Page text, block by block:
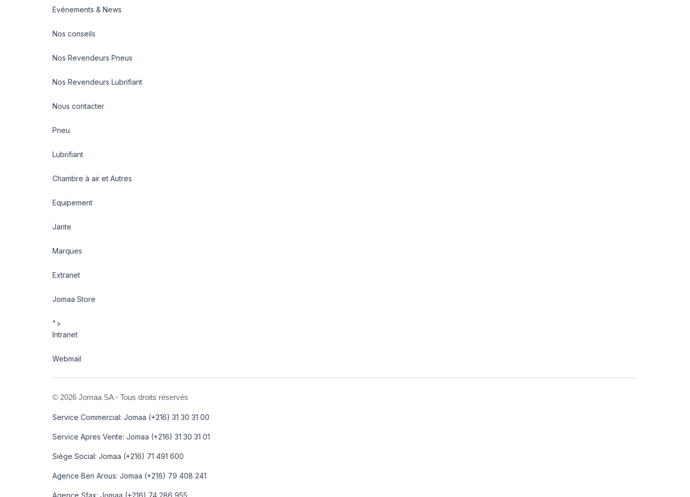
Evénements & News
Nos conseils
Nos Revendeurs Pneus
Nos Revendeurs Lubrifiant
Nous contacter
Pneu
Lubrifiant
Chambre à air et Autres
Equipement
Jante
Marques
Extranet
Jomaa Store
">
Intranet
Webmail
© 2026 Jomaa SA - Tous droits réservés
Service Commercial: Jomaa (+216) 31 30 31 00
Service Apres Vente: Jomaa (+216) 31 30 31 01
Siège Social: Jomaa (+216) 71 491 600
Agence Ben Arous: Jomaa (+216) 79 408 241
Agence Sfax: Jomaa (+216) 74 286 955